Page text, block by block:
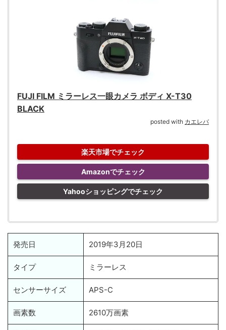
FUJI FILM ミラーレス一眼カメラ ボディ X-T30
BLACK
posted with カエレバ
楽天市場でチェック
Amazonでチェック
Yahooショッピングでチェック
発売日 2019年3月20日
タイプ ミラーレス
センサーサイズ APS-C
画素数 2610万画素